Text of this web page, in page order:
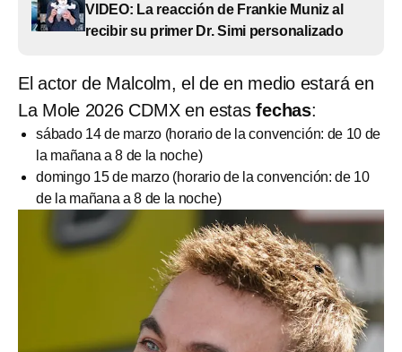
VIDEO: La reacción de Frankie Muniz al
recibir su primer Dr. Simi personalizado
El actor de Malcolm, el de en medio estará en
La Mole 2026 CDMX en estasfechas:
sábado 14 de marzo (horario de la convención: de 10 de
la mañana a 8 de la noche)
domingo 15 de marzo (horario de la convención: de 10
de la mañana a 8 de la noche)